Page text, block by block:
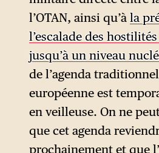
l’OTAN, ainsi qu’à la
l’escalade des
jusqu’à un niveau
de l’agenda
européenne est
en veilleuse. On ne
que cet agenda
prochainement et que